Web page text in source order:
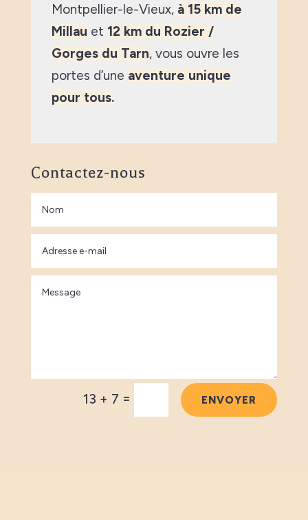
Montpellier-le-Vieux, à 15 km de
Millau et 12 km du Rozier /
Gorges du Tarn, vous ouvre les
portes d’une aventure unique
pour tous.
Contactez-nous
13 + 7 = ENVOYER
Alternative: